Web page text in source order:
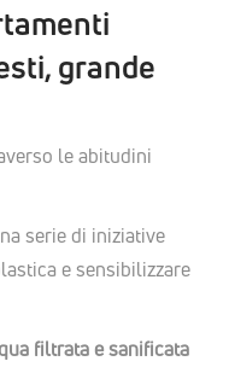
grande
le abitudini
serie di iniziative
e sensibilizzare
filtrata e sanificata